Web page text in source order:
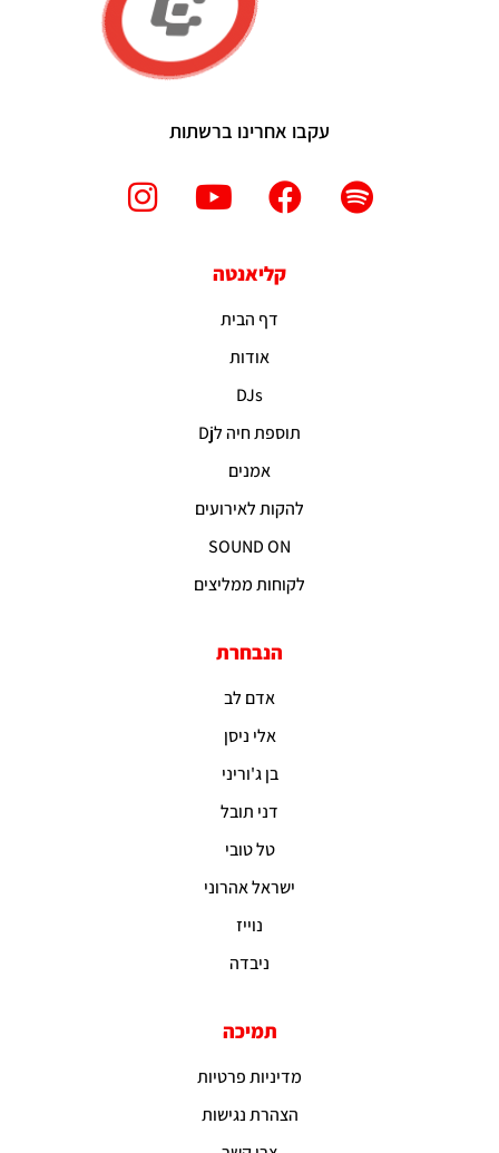
קליאנטה
דף הבית
אודות
DJs
תוספת חיה לDj
אמנים
להקות לאירועים
SOUND ON
לקוחות ממליצים
הנבחרת
אדם לב
אלי ניסן
בן ג'וריני
דני תובל
טל טובי
ישראל אהרוני
נוייז
ניבדה
תמיכה
מדיניות פרטיות
הצהרת נגישות
עקבו אחרינו ברשתות